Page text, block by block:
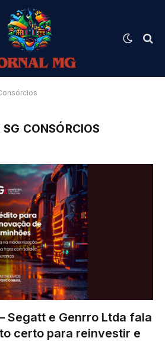
CONSÓRCIOS
Segatt e Genrro Ltda fala
certo para reinvestir e